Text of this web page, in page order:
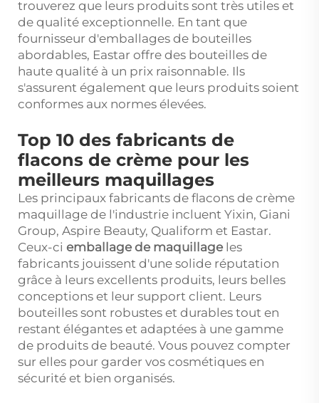
trouverez que leurs produits sont très utiles et
de qualité exceptionnelle. En tant que
fournisseur d'emballages de bouteilles
abordables, Eastar offre des bouteilles de
haute qualité à un prix raisonnable. Ils
s'assurent également que leurs produits soient
conformes aux normes élevées.
Top 10 des fabricants de
flacons de crème pour les
meilleurs maquillages
Les principaux fabricants de flacons de crème
maquillage de l'industrie incluent Yixin, Giani
Group, Aspire Beauty, Qualiform et Eastar.
Ceux-ci emballage de maquillage les
fabricants jouissent d'une solide réputation
grâce à leurs excellents produits, leurs belles
conceptions et leur support client. Leurs
bouteilles sont robustes et durables tout en
restant élégantes et adaptées à une gamme
de produits de beauté. Vous pouvez compter
sur elles pour garder vos cosmétiques en
sécurité et bien organisés.